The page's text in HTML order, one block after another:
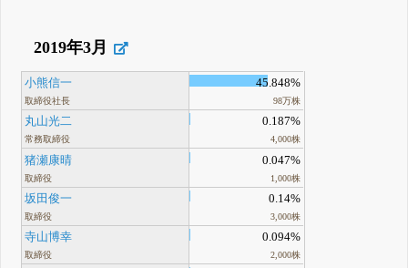
2019年3月
小熊信一
取締役社長
45.848%
98万株
丸山光二
常務取締役
0.187%
4,000株
猪瀬康晴
取締役
0.047%
1,000株
坂田俊一
取締役
0.14%
3,000株
寺山博幸
取締役
0.094%
2,000株